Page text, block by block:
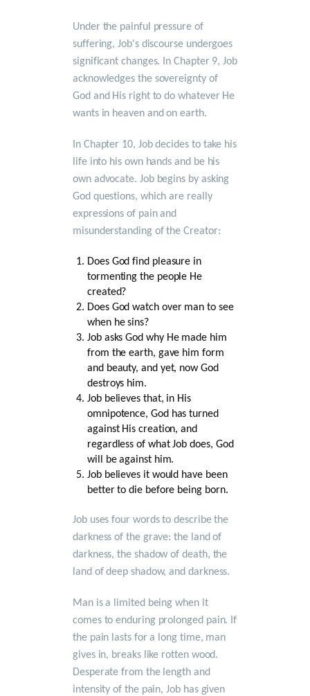
Under the painful pressure of
suffering, Job's discourse undergoes
significant changes. In Chapter 9, Job
acknowledges the sovereignty of
God and His right to do whatever He
wants in heaven and on earth.
In Chapter 10, Job decides to take his
life into his own hands and be his
own advocate. Job begins by asking
God questions, which are really
expressions of pain and
misunderstanding of the Creator:
Does God find pleasure in
tormenting the people He
created?
Does God watch over man to see
when he sins?
Job asks God why He made him
from the earth, gave him form
and beauty, and yet, now God
destroys him.
Job believes that, in His
omnipotence, God has turned
against His creation, and
regardless of what Job does, God
will be against him.
Job believes it would have been
better to die before being born.
Job uses four words to describe the
darkness of the grave: the land of
darkness, the shadow of death, the
land of deep shadow, and darkness.
Man is a limited being when it
comes to enduring prolonged pain. If
the pain lasts for a long time, man
gives in, breaks like rotten wood.
Desperate from the length and
intensity of the pain, Job has given